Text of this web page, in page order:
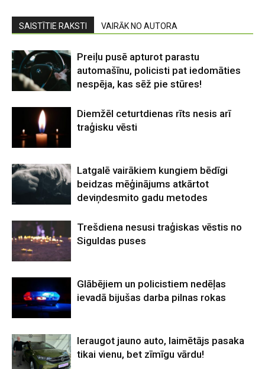
SAISTĪTIE RAKSTI VAIRĀK NO AUTORA
Preiļu pusē apturot parastu
automašīnu, policisti pat iedomāties
nespēja, kas sēž pie stūres!
Diemžēl ceturtdienas rīts nesis arī
traģisku vēsti
Latgalē vairākiem kungiem bēdīgi
beidzas mēģinājums atkārtot
deviņdesmito gadu metodes
Trešdiena nesusi traģiskas vēstis no
Siguldas puses
Glābējiem un policistiem nedēļas
ievadā bijušas darba pilnas rokas
Ieraugot jauno auto, laimētājs pasaka
tikai vienu, bet zīmīgu vārdu!